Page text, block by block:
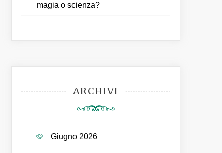
magia o scienza?
ARCHIVI
Giugno 2026